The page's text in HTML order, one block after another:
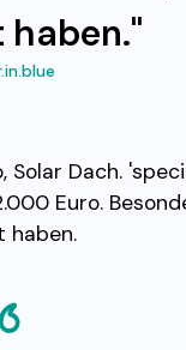
Solar Dach.
Euro.
haben.